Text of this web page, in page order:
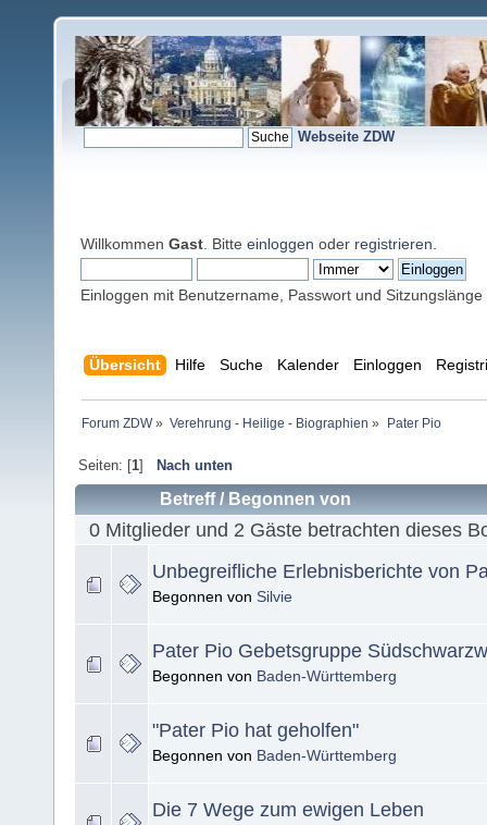
Webseite ZDW
Willkommen Gast . Bitte einloggen oder registrieren
Einloggen mit Benutzername, Passwort und Sitzungslänge
Übersicht Hilfe Suche Kalender Einloggen
Forum ZDW» Verehrung - Heilige - Biographien » Pater Pio
Seiten: [1] Nach unten
Betreff/ Begonnen von
0 Mitglieder und 2 Gäste betrachten dieses
Unbegreifliche Erlebnisberichte von
Begonnen von Silvie
Pater Pio Gebetsgruppe
Begonnen von Baden-Württemberg
"Pater Pio hat geholfen"
Begonnen von Baden-Württemberg
Die 7 Wege zum ewigen Leben